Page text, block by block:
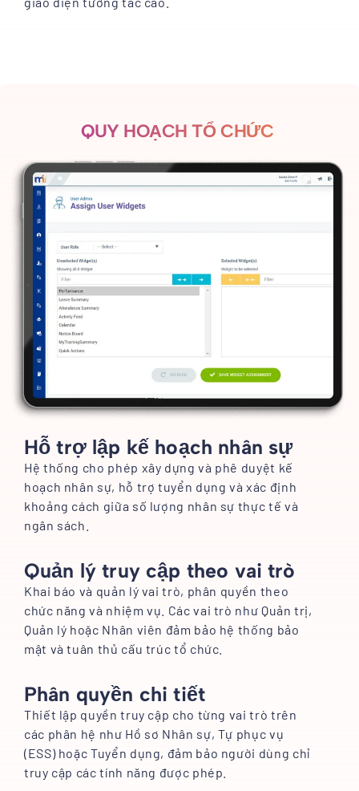
QUY HOẠCH TỔ CHỨC
Hỗ trợ lập kế hoạch nhân sự
Hệ thống cho phép xây dựng và phê duyệt kế
hoạch nhân sự, hỗ trợ tuyển dụng và xác định
khoảng cách giữa số lượng nhân sự thực tế và
ngân sách.
Quản lý truy cập theo vai trò
Khai báo và quản lý vai trò, phân quyền theo
chức năng và nhiệm vụ. Các vai trò như Quản trị,
Quản lý hoặc Nhân viên đảm bảo hệ thống bảo
mật và tuân thủ cấu trúc tổ chức.
Phân quyền chi tiết
Thiết lập quyền truy cập cho từng vai trò trên
các phân hệ như Hồ sơ Nhân sự, Tự phục vụ
(ESS) hoặc Tuyển dụng, đảm bảo người dùng chỉ
truy cập các tính năng được phép.